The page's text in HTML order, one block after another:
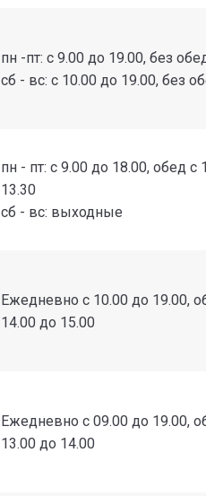
пн -пт: с 9.00 до 19.00, без
сб - вс: с 10.00 до 19.00, без
пн - пт: с 9.00 до 18.00, обед с
13.30
сб - вс: выходные
Ежедневно с 10.00 до 19.00,
14.00 до 15.00
Ежедневно с 09.00 до 19.00,
13.00 до 14.00